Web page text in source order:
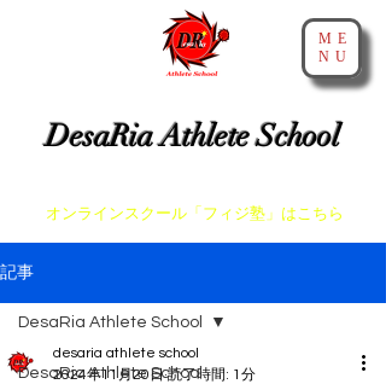
DesaRia Athlete School
ME
NU
​オンラインスクール「フィジ塾」はこちら
記事
DesaRia Athlete School
DesaRia Athlete School
desaria athlete school
2024年11月20日 読了時間: 1分